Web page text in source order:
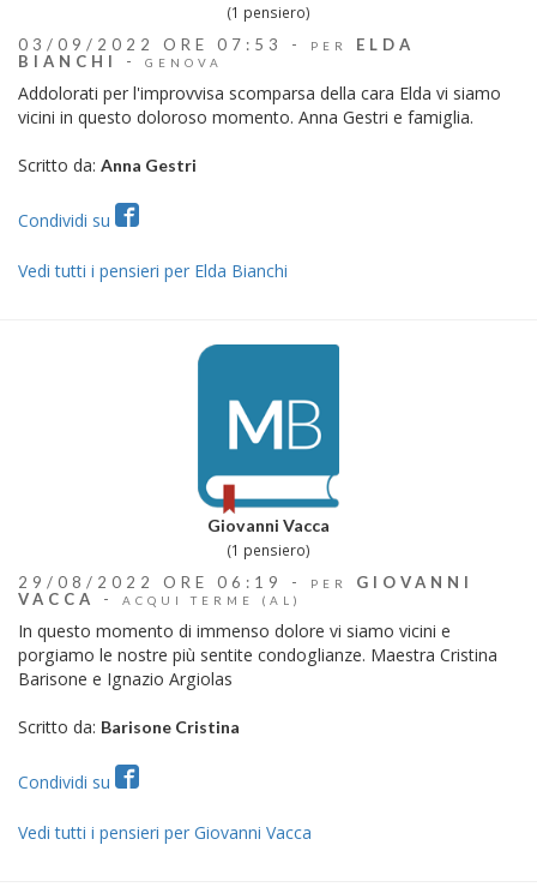
(1 pensiero)
03/09/2022 ORE 07:53 - PER
ELDA
BIANCHI
- GENOVA
Addolorati per l'improvvisa scomparsa della cara Elda vi siamo
vicini in questo doloroso momento. Anna Gestri e famiglia.
Scritto da: Anna Gestri
Condividi su
Vedi tutti i pensieri per Elda Bianchi
Giovanni Vacca
(1 pensiero)
29/08/2022 ORE 06:19 - PER
GIOVANNI
VACCA
- ACQUI TERME (AL)
In questo momento di immenso dolore vi siamo vicini e
porgiamo le nostre più sentite condoglianze. Maestra Cristina
Barisone e Ignazio Argiolas
Scritto da: Barisone Cristina
Condividi su
Vedi tutti i pensieri per Giovanni Vacca